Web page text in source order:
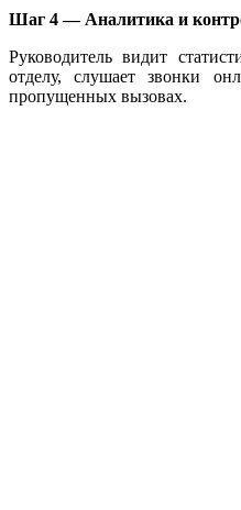
Шаг 4 — Аналитика и
Руководитель видит
отделу, слушает звонки
пропущенных вызовах.